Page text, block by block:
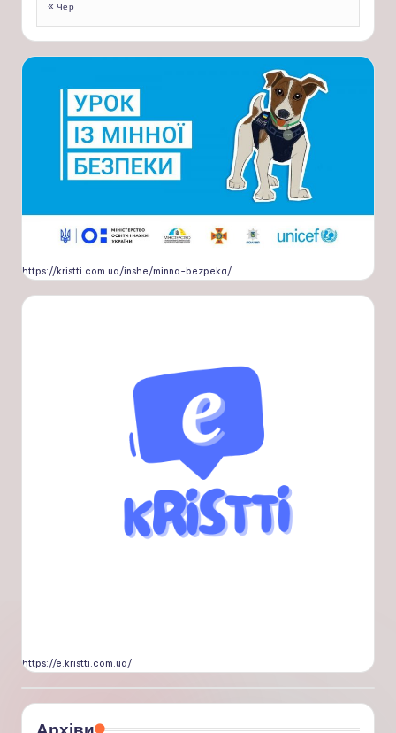
« Чер
https://kristti.com.ua/inshe/minna-bezpeka/
https://e.kristti.com.ua/